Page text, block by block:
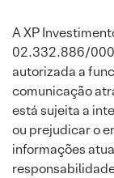
A XP
02.332.886/
autorizada a
comunicação
está sujeita a
ou prejudicar o
informações